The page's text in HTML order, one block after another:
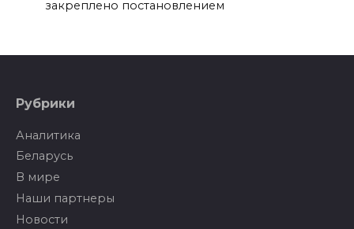
закреплено постановлением
Рубрики
Аналитика
Беларусь
В мире
Наши партнеры
Новости